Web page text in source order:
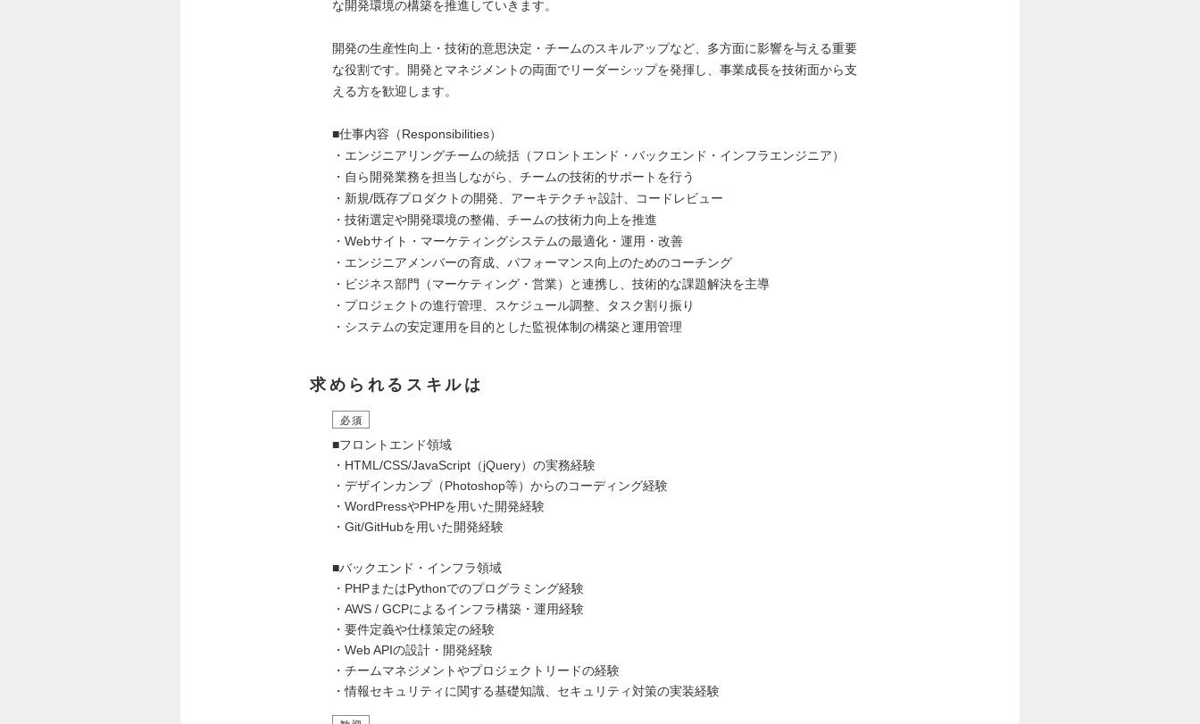
な開発環境の構築を推進していきます。
開発の生産性向上・技術的意思決定・チームのスキルアップなど、多方面に影響を与える重要
な役割です。開発とマネジメントの両面でリーダーシップを発揮し、事業成長を技術面から支
える方を歓迎します。
■仕事内容（Responsibilities）
・エンジニアリングチームの統括（フロントエンド・バックエンド・インフラエンジニア）
・自ら開発業務を担当しながら、チームの技術的サポートを行う
・新規/既存プロダクトの開発、アーキテクチャ設計、コードレビュー
・技術選定や開発環境の整備、チームの技術力向上を推進
・Webサイト・マーケティングシステムの最適化・運用・改善
・エンジニアメンバーの育成、パフォーマンス向上のためのコーチング
・ビジネス部門（マーケティング・営業）と連携し、技術的な課題解決を主導
・プロジェクトの進行管理、スケジュール調整、タスク割り振り
・システムの安定運用を目的とした監視体制の構築と運用管理
求められるスキルは
必須
■フロントエンド領域
・HTML/CSS/JavaScript（jQuery）の実務経験
・デザインカンプ（Photoshop等）からのコーディング経験
・WordPressやPHPを用いた開発経験
・Git/GitHubを用いた開発経験
■バックエンド・インフラ領域
・PHPまたはPythonでのプログラミング経験
・AWS / GCPによるインフラ構築・運用経験
・要件定義や仕様策定の経験
・Web APIの設計・開発経験
・チームマネジメントやプロジェクトリードの経験
・情報セキュリティに関する基礎知識、セキュリティ対策の実装経験